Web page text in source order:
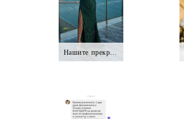
Нашите прекрасни клиентки.,.